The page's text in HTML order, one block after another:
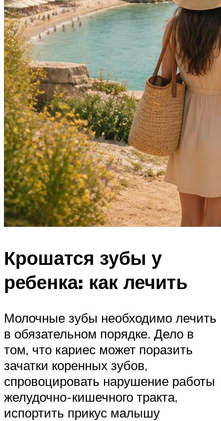
Крошатся зубы у
ребенка: как лечить
Молочные зубы необходимо лечить
в обязательном порядке. Дело в
том, что кариес может поразить
зачатки коренных зубов,
спровоцировать нарушение работы
желудочно-кишечного тракта,
испортить прикус малышу